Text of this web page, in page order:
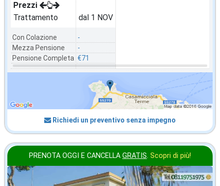
Prezzi
Trattamento
Con Colazione
Mezza Pensione
Pensione Completa
dal 1 NOV
-
-
€71
Richiedi un preventivo senza impegno
PRENOTA OGGI E CANCELLA GRATIS. Scopri di più!